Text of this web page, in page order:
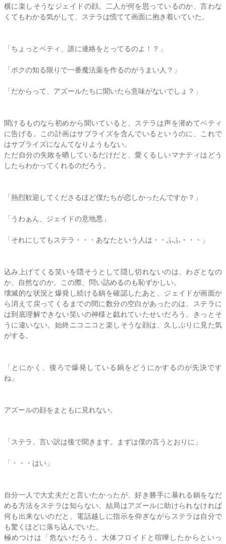
横に楽しそうなジェイドの顔。二人が何を思っているのか、言わな
くてもわかる気がして、
ステラは慌てて画面に抱き着いていた。
「ちょっとベティ、誰に連絡をとってるのよ！？」
「ボクの知る限りで一番魔法薬を作るのがうまい人？」
「だからって、アズールたちに聞いたら意味がないでしょ？」
聞けるものなら初めから聞いていると、 ステラ は声を潜めてベティ
に告げる。この計画はサプライズを含んでいるというのに、これで
はサプライズになんてなりようもない。
ただ自分の失敗を晒しているだけだと、愛くるしいマナティはどう
したらわかってくれるのだろう。
「熱烈歓迎してくださるほど僕たちが恋しかったんですか？」
「うわぁん、ジェイドの意地悪」
「それにしても ステラ ・・・あなたという人は・・ふふ・・・」
込み上げてくる笑いを隠そうとして隠し切れないのは、わざとなの
か、自然なのか。この際、問い詰めるのも恥ずかしい。
壊滅的な状況と爆発し続ける鍋を確認したあと、ジェイドが画面か
ら消えて戻ってくるまでの間に数分の空白があったのは、
ステラに
は到底理解できない笑いの神様と戯れていたせいだろう。きっとそ
うに違いない。始終ニコニコと楽しそうな顔は、久しぶりに見た気
がする。
「とにかく、後ろで爆発している鍋をどうにかするのが先決です
ね」
アズールの顔をまともに見れない。
「 ステラ 、言い訳は後で聞きます。まずは僕の言うとおりに」
「・・・はい」
自分一人で大丈夫だと言いたかったが、好き勝手に暴れる鍋をなだ
める方法をステラは知らない。結局はアズールに助けられなければ
何も出来ないのだと、電話越しに指示を仰ぎながら ステラ は自分で
も驚くほどに落ち込んでいた。
極めつけは「危ないだろう。大体フロイドと喧嘩したからといっ